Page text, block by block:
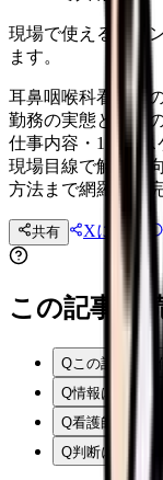
現場で使えるポイ
ます。
耳鼻咽喉科看護師
勤務の実態と転職
仕事内容・1日のス
現場目線で解説。
方法まで網羅した
共有 Xに投稿
この記事を
Qこの記事では
Q情報はいつ時
Q看護師はまず
Q判断に迷う場